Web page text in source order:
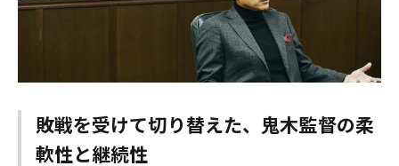
敗戦を受けて切り替えた、鬼木監督の柔
軟性と継続性